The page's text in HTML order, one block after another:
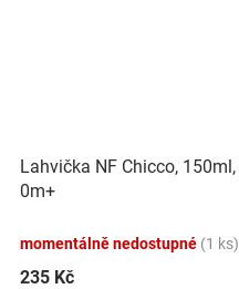
Lahvička NF Chicco, 150ml,
0m+
momentálně nedostupné (1 ks)
235 Kč